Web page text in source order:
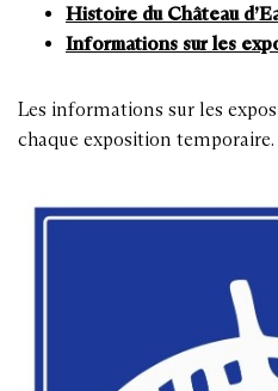
Histoire du Château
Informations sur les
Les informations sur les
chaque exposition temporaire.